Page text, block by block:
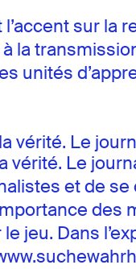
sur
la
unités
vérité. Le
vérité. Le
et de
jeu. Dans